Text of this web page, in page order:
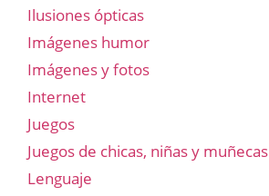
Ilusiones ópticas
Imágenes humor
Imágenes y fotos
Internet
Juegos
Juegos de chicas, niñas y muñecas
Lenguaje